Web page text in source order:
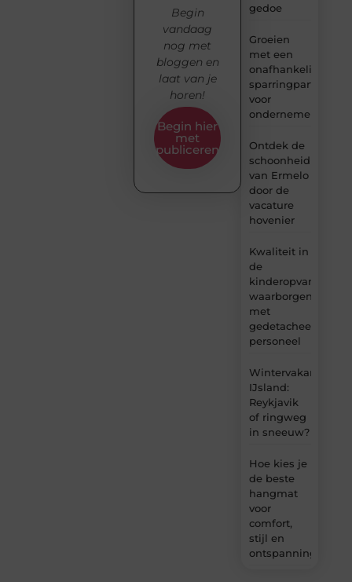
gedoe
Groeien
met een
onafhankelijke
sparringpartner
voor
ondernemers
Ontdek de
schoonheid
van Ermelo
door de
vacature
hovenier
Kwaliteit in
de
kinderopvang
waarborgen
met
gedetacheerd
personeel
Wintervakantie
IJsland:
Reykjavik
of ringweg
in sneeuw?
Hoe kies je
de beste
hangmat
voor
comfort,
stijl en
ontspanning?
Begin
vandaag
nog met
bloggen en
laat van je
horen!
Begin hier
met
publiceren